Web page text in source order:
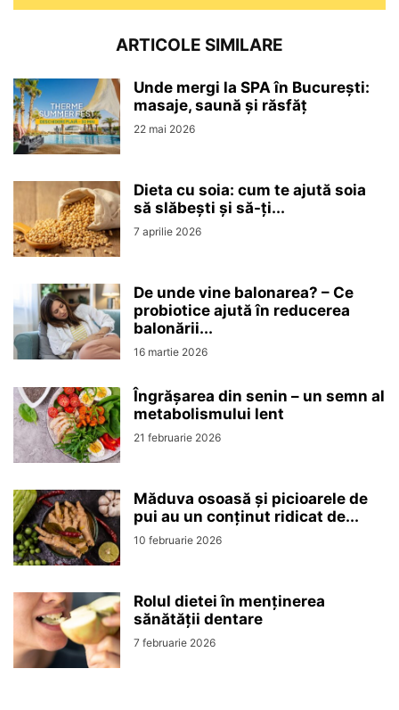
ARTICOLE SIMILARE
Unde mergi la SPA în București:
masaje, saună și răsfăț
22 mai 2026
Dieta cu soia: cum te ajută soia
să slăbești și să-ți...
7 aprilie 2026
De unde vine balonarea? – Ce
probiotice ajută în reducerea
balonării...
16 martie 2026
Îngrășarea din senin – un semn al
metabolismului lent
21 februarie 2026
Măduva osoasă și picioarele de
pui au un conținut ridicat de...
10 februarie 2026
Rolul dietei în menținerea
sănătății dentare
7 februarie 2026